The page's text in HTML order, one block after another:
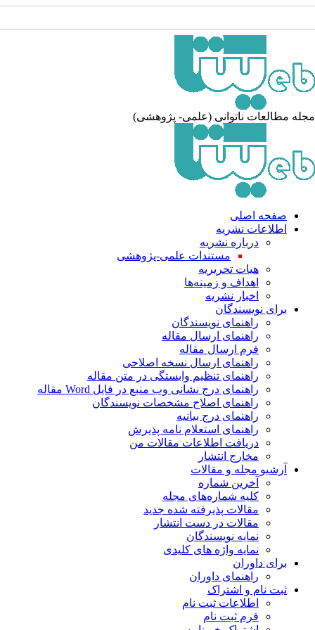
مطالعات ناتوانی (علمی- پژوهشی)
صفحه اصلی
اطلاعات نشریه
درباره نشریه
مستندات علمی-پژوهشی
هیات تحریریه
اهداف و زمینه‌ها
اخبار نشریه
برای نویسندگان
راهنمای نویسندگان
راهنمای ارسال مقاله
فرم ارسال مقاله
راهنمای ارسال نسخه اصلاحی
راهنمای تنظیم وابستگی در متن مقاله
راهنمای درج نشانی وب منبع در فایل Word مقاله
راهنمای اصلاح مشخصات نویسندگان
راهنمای درج بیانیه
راهنمای استعلام نامه پذیرش
دریافت اطلاعات مقالات من
مخارج انتشار
آرشیو مجله و مقالات
آخرین شماره
کلیه شماره‌های مجله
مقالات پذیرفته شده جدید
مقالات در دست انتشار
نمایه نویسندگان
نمایه واژه های کلیدی
برای داوران
راهنمای داوران
ثبت نام و اشتراک
اطلاعات ثبت نام
فرم ثبت نام